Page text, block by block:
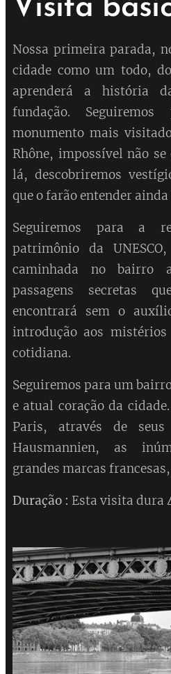
Visita
Nossa primeira parada,
cidade como um todo,
aprenderá a história
fundação.
monumento mais
Rhône, impossível não
lá, descobriremos
que o farão entender
Seguiremos para a
patrimônio da
caminhada no bairro
passagens secretas
encontrará sem o
introdução aos
cotidiana.
Seguiremos para um
e atual coração da
Paris, através de
Hausmannien, as
grandes marcas francesas,
Duração : Esta visita dura